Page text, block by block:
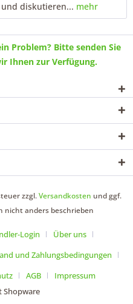
diskutieren... mehr
Problem? Bitte senden Sie
Ihnen zur Verfügung.
zzgl.Versandkosten und ggf.
nicht anders beschrieben
Login
Über uns
und Zahlungsbedingungen
AGB
Impressum
Shopware